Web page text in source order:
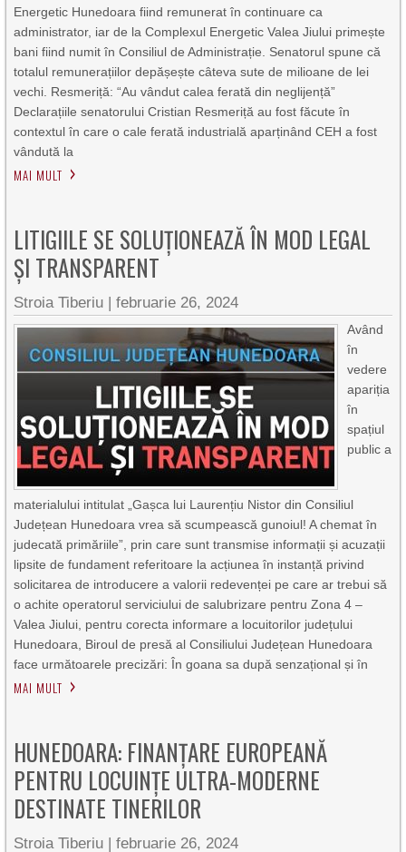
Energetic Hunedoara fiind remunerat în continuare ca
administrator, iar de la Complexul Energetic Valea Jiului primește
bani fiind numit în Consiliul de Administrație. Senatorul spune că
totalul remunerațiilor depășește câteva sute de milioane de lei
vechi. Resmeriță: “Au vândut calea ferată din neglijență”
Declarațiile senatorului Cristian Resmeriță au fost făcute în
contextul în care o cale ferată industrială aparținând CEH a fost
vândută la
MAI MULT
LITIGIILE SE SOLUȚIONEAZĂ ÎN MOD LEGAL
ȘI TRANSPARENT
Stroia Tiberiu |februarie 26, 2024
Având
în
vedere
apariția
în
spațiul
public a
materialului intitulat „Gașca lui Laurențiu Nistor din Consiliul
Județean Hunedoara vrea să scumpească gunoiul! A chemat în
judecată primăriile”, prin care sunt transmise informații și acuzații
lipsite de fundament referitoare la acțiunea în instanță privind
solicitarea de introducere a valorii redevenței pe care ar trebui să
o achite operatorul serviciului de salubrizare pentru Zona 4 –
Valea Jiului, pentru corecta informare a locuitorilor județului
Hunedoara, Biroul de presă al Consiliului Județean Hunedoara
face următoarele precizări: În goana sa după senzațional și în
MAI MULT
HUNEDOARA: FINANȚARE EUROPEANĂ
PENTRU LOCUINŢE ULTRA-MODERNE
DESTINATE TINERILOR
Stroia Tiberiu |februarie 26, 2024